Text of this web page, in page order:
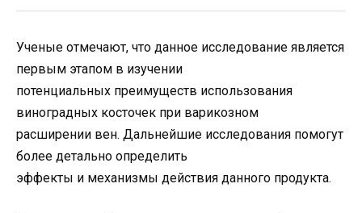
Ученые отмечают, что данное исследование является
первым этапом в изучении
потенциальных преимуществ использования
виноградных косточек при варикозном
расширении вен. Дальнейшие исследования помогут
более детально определить
эффекты и механизмы действия данного продукта.